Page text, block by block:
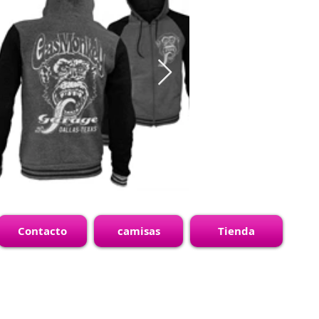
Contacto camisas Tienda